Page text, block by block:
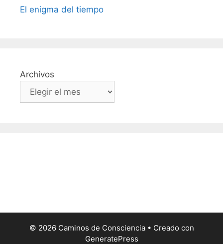
El enigma del tiempo
Archivos
© 2026 Caminos de Consciencia• Creado con
GeneratePress